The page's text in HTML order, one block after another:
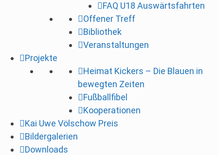
FAQ U18 Auswärtsfahrten
Offener Treff
Bibliothek
Veranstaltungen
Projekte
Heimat Kickers – Die Blauen in
bewegten Zeiten
Fußballfibel
Kooperationen
Kai Uwe Völschow Preis
Bildergalerien
Downloads